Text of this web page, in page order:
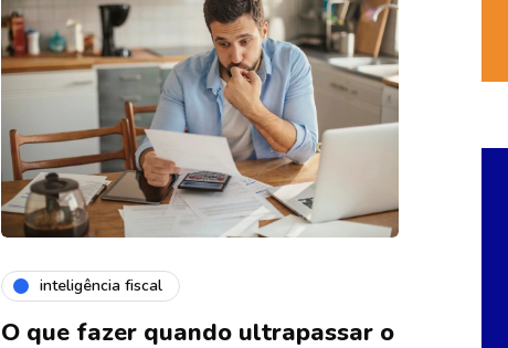
inteligência fiscal
O que fazer quando ultrapassar o